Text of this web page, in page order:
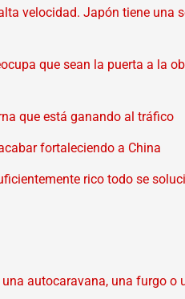
velocidad. Japón tiene una
que sean la puerta a la
que está ganando al tráfico
fortaleciendo a China
rico todo se
autocaravana, una furgo o